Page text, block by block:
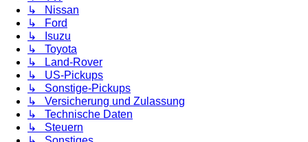
↳ Nissan
↳ Ford
↳ Isuzu
↳ Toyota
↳ Land-Rover
↳ US-Pickups
↳ Sonstige-Pickups
↳ Versicherung und Zulassung
↳ Technische Daten
↳ Steuern